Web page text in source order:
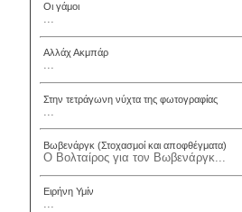
Οι γάμοι
...
Αλλάχ Ακμπάρ
...
Στην τετράγωνη νύχτα της φωτογραφίας
Βωβενάργκ (Στοχασμοί και αποφθέγματα)
Ο Βολταίρος για τον Βωβενάργκ...
Ειρήνη Υμίν
...